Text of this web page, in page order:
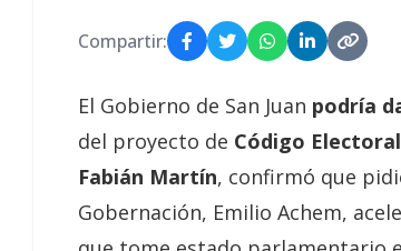
Compartir:
El Gobierno de San Juan podría
del proyecto de Código Electoral
Fabián Martín, confirmó que
Gobernación, Emilio Achem,